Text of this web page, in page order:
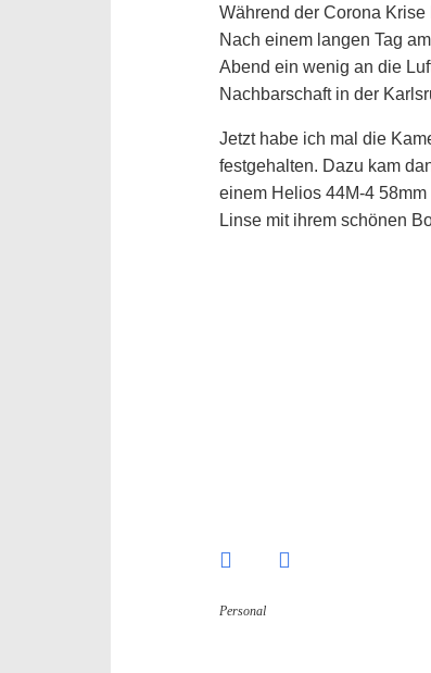
Während der Corona
Nach einem langen Tag
Abend ein wenig an die
Nachbarschaft in der
Jetzt habe ich mal die
festgehalten. Dazu kam
einem Helios 44M-4
Linse mit ihrem schönen
Personal